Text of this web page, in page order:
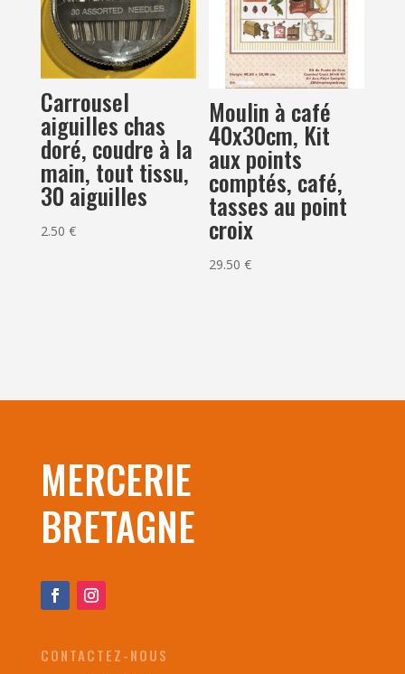
Carrousel
aiguilles chas
doré, coudre à la
main, tout tissu,
30 aiguilles
2.50 €
Moulin à café
40x30cm, Kit
aux points
comptés, café,
tasses au point
croix
29.50€
MERCERIE
BRETAGNE
CONTACTEZ-NOUS